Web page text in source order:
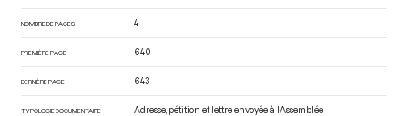
NOMBRE DE PAGES 4
PREMIÈRE PAGE 640
DERNIÈRE PAGE 643
TYPOLOGIE DOCUMENTAIRE Adresse, pétition et lettre envoyée à l’Assemblée